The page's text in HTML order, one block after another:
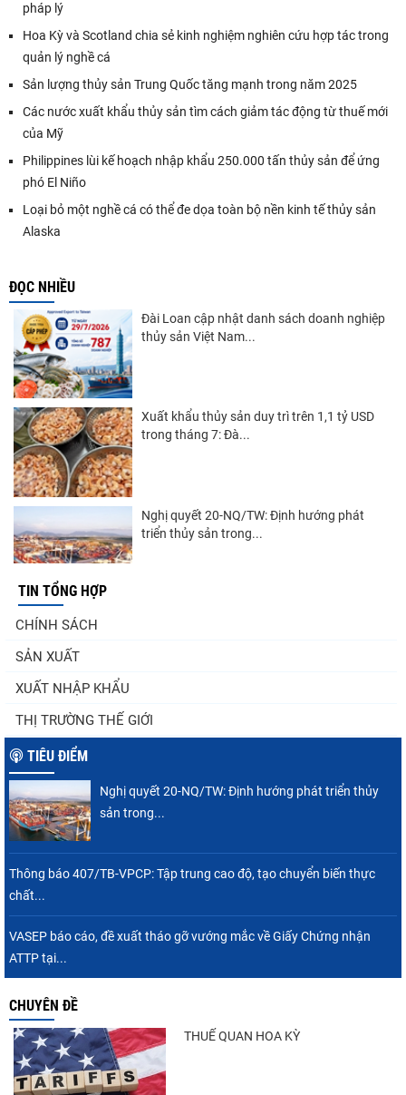
pháp lý
Hoa Kỳ và Scotland chia sẻ kinh nghiệm nghiên cứu hợp tác trong
quản lý nghề cá
Sản lượng thủy sản Trung Quốc tăng mạnh trong năm 2025
Các nước xuất khẩu thủy sản tìm cách giảm tác động từ thuế mới
của Mỹ
Philippines lùi kế hoạch nhập khẩu 250.000 tấn thủy sản để ứng
phó El Niño
Loại bỏ một nghề cá có thể đe dọa toàn bộ nền kinh tế thủy sản
Alaska
ĐỌC NHIỀU
Đài Loan cập nhật danh sách doanh nghiệp
thủy sản Việt Nam...
Xuất khẩu thủy sản duy trì trên 1,1 tỷ USD
trong tháng 7: Đà...
Nghị quyết 20-NQ/TW: Định hướng phát
triển thủy sản trong...
Thuế Mục 301 và bài toán thích ứng của
tôm Việt tại thị...
Xuất khẩu cá tra sang CPTPP: Mở rộng cơ
TIN TỔNG HỢP
CHÍNH SÁCH
SẢN XUẤT
XUẤT NHẬP KHẨU
THỊ TRƯỜNG THẾ GIỚI
TIÊU ĐIỂM
Nghị quyết 20-NQ/TW: Định hướng phát triển thủy
sản trong...
Thông báo 407/TB-VPCP: Tập trung cao độ, tạo chuyển biến thực
chất...
VASEP báo cáo, đề xuất tháo gỡ vướng mắc về Giấy Chứng nhận
ATTP tại...
CHUYÊN ĐỀ
THUẾ QUAN HOA KỲ